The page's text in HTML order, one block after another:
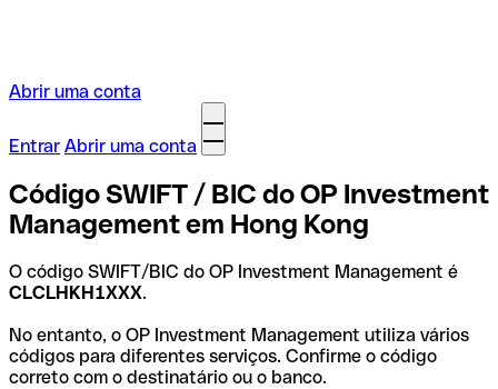
Abrir uma conta
Entrar Abrir uma conta
Código SWIFT / BIC do OP Investment
Management em Hong Kong
O código SWIFT/BIC do OP Investment Management é
CLCLHKH1XXX.
No entanto, o OP Investment Management utiliza vários
códigos para diferentes serviços. Confirme o código
correto com o destinatário ou o banco.